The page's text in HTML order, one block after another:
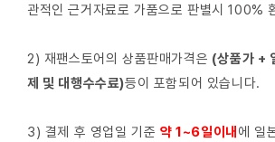
관적인 근거자료로 가품으로 판별시 100%
2) 재팬스토어의 상품판매가격은 (상품가 +
제 및 대행수수료)등이 포함되어 있습니다.
3) 결제 후 영업일 기준 약 1~6일이내 에 일